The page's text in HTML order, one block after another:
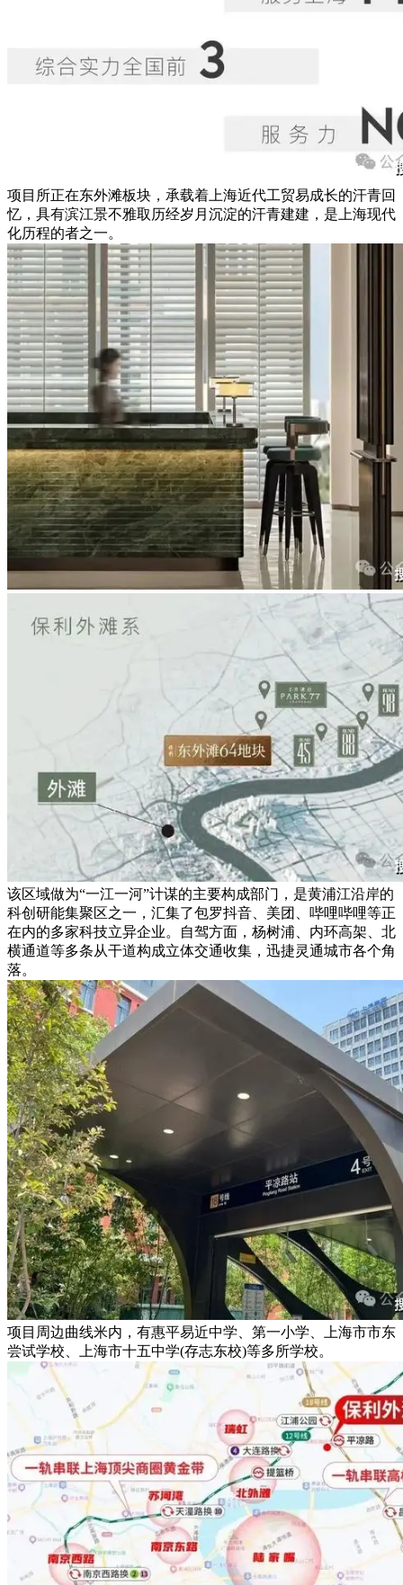
项目所正在东外滩板块，承载着上海近代工贸易成长的汗青回
忆，具有滨江景不雅取历经岁月沉淀的汗青建建，是上海现代
化历程的者之一。
该区域做为“一江一河”计谋的主要构成部门，是黄浦江沿岸的
科创研能集聚区之一，汇集了包罗抖音、美团、哔哩哔哩等正
在内的多家科技立异企业。自驾方面，杨树浦、内环高架、北
横通道等多条从干道构成立体交通收集，迅捷灵通城市各个角
落。
项目周边曲线米内，有惠平易近中学、第一小学、上海市市东
尝试学校、上海市十五中学(存志东校)等多所学校。